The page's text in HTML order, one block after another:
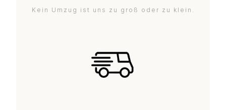
Kein Umzug ist uns zu groß oder zu klein.